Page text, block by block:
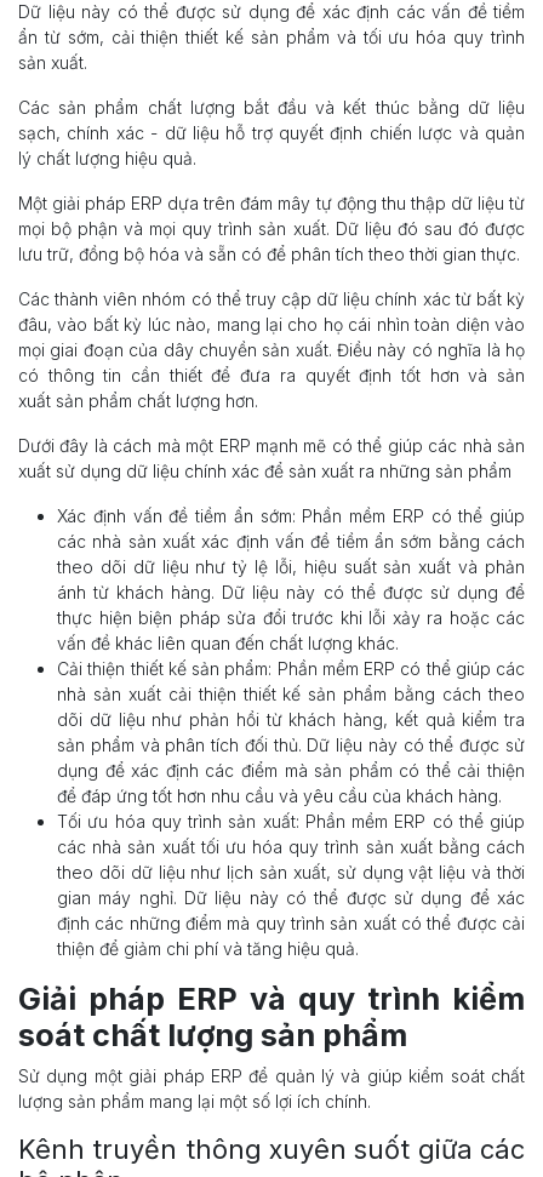
Dữ liệu này có thể được sử dụng để xác định các vấn đề tiềm
ẩn từ sớm, cải thiện thiết kế sản phẩm và tối ưu hóa quy trình
sản xuất.
Các sản phẩm chất lượng bắt đầu và kết thúc bằng dữ liệu
sạch, chính xác - dữ liệu hỗ trợ quyết định chiến lược và quản
lý chất lượng hiệu quả.
Một giải pháp ERP dựa trên đám mây tự động thu thập dữ liệu từ
mọi bộ phận và mọi quy trình sản xuất. Dữ liệu đó sau đó được
lưu trữ, đồng bộ hóa và sẵn có để phân tích theo thời gian thực.
Các thành viên nhóm có thể truy cập dữ liệu chính xác từ bất kỳ
đâu, vào bất kỳ lúc nào, mang lại cho họ cái nhìn toàn diện vào
mọi giai đoạn của dây chuyền sản xuất. Điều này có nghĩa là họ
có thông tin cần thiết để đưa ra quyết định tốt hơn và sản
xuất sản phẩm chất lượng hơn.
Dưới đây là cách mà một ERP mạnh mẽ có thể giúp các nhà sản
xuất sử dụng dữ liệu chính xác để sản xuất ra những sản phẩm
Xác định vấn đề tiềm ẩn sớm: Phần mềm ERP có thể giúp
các nhà sản xuất xác định vấn đề tiềm ẩn sớm bằng cách
theo dõi dữ liệu như tỷ lệ lỗi, hiệu suất sản xuất và phản
ánh từ khách hàng. Dữ liệu này có thể được sử dụng để
thực hiện biện pháp sửa đổi trước khi lỗi xảy ra hoặc các
vấn đề khác liên quan đến chất lượng khác.
Cải thiện thiết kế sản phẩm: Phần mềm ERP có thể giúp các
nhà sản xuất cải thiện thiết kế sản phẩm bằng cách theo
dõi dữ liệu như phản hồi từ khách hàng, kết quả kiểm tra
sản phẩm và phân tích đối thủ. Dữ liệu này có thể được sử
dụng để xác định các điểm mà sản phẩm có thể cải thiện
để đáp ứng tốt hơn nhu cầu và yêu cầu của khách hàng.
Tối ưu hóa quy trình sản xuất: Phần mềm ERP có thể giúp
các nhà sản xuất tối ưu hóa quy trình sản xuất bằng cách
theo dõi dữ liệu như lịch sản xuất, sử dụng vật liệu và thời
gian máy nghỉ. Dữ liệu này có thể được sử dụng để xác
định các những điểm mà quy trình sản xuất có thể được cải
thiện để giảm chi phí và tăng hiệu quả.
Giải pháp ERP và quy trình kiểm
soát chất lượng sản phẩm
Sử dụng một giải pháp ERP để quản lý và giúp kiểm soát chất
lượng sản phẩm mang lại một số lợi ích chính.
Kênh truyền thông xuyên suốt giữa các